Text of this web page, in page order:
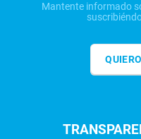
Mantente informado